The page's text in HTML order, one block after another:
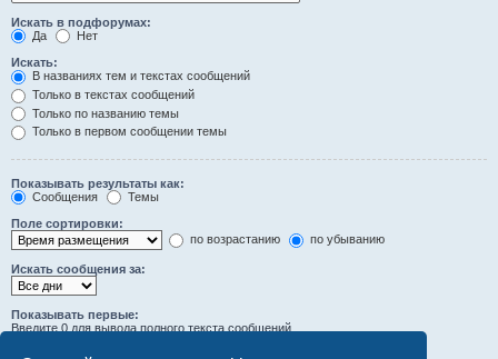
Искать в подфорумах:
Да
Нет
Искать:
В названиях тем и текстах сообщений
Только в текстах сообщений
Только по названию темы
Только в первом сообщении темы
Показывать результаты как:
Сообщения
Темы
Поле сортировки:
по возрастанию
по убыванию
Искать сообщения за:
Показывать первые:
Введите 0 для вывода полного текста сообщений.